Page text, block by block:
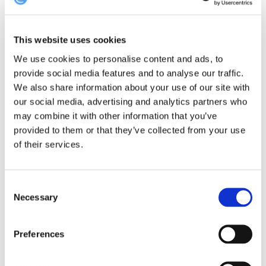
This website uses cookies
We use cookies to personalise content and ads, to
provide social media features and to analyse our traffic.
We also share information about your use of our site with
our social media, advertising and analytics partners who
may combine it with other information that you’ve
provided to them or that they’ve collected from your use
of their services.
Selection
Necessary
Preferences
Pris: Søndag-torsdag: 5 serveringer 349 kr. // fredag-lørdag: 5
serveringer 449 kr.
Hvor: Havnegade 6, 5500 Middelfart
Book bord på Restaurant Mast
I ægte badehotelstil disker Restaurant Fænøsund op med den
perfekte setting til en hyggelig aften. Tag forbi til højtbelagt